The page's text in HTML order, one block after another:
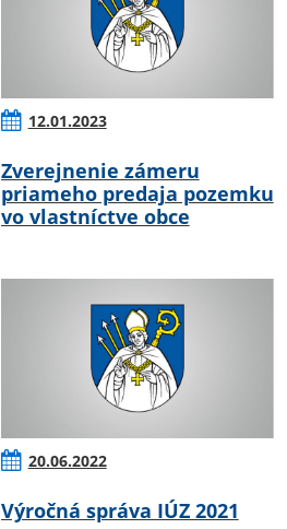
12.01.2023
Zverejnenie zámeru
priameho predaja pozemku
vo vlastníctve obce
20.06.2022
Výročná správa IÚZ 2021